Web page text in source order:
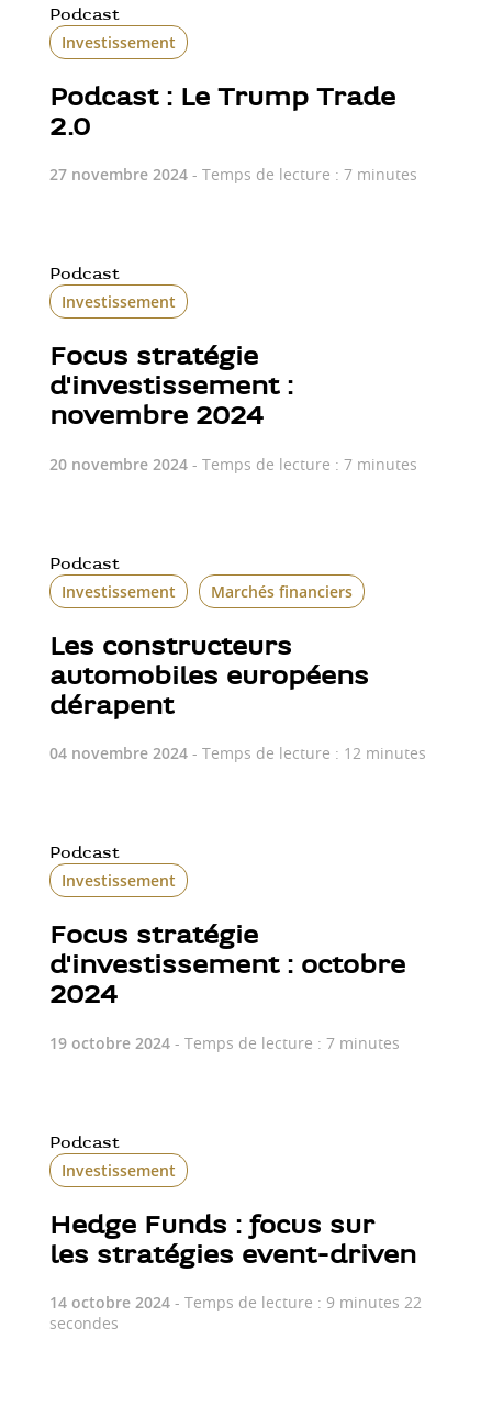
Podcast
Investissement
Podcast : Le Trump Trade
2.0
27 novembre 2024- Temps de lecture : 7 minutes
Podcast
Investissement
Focus stratégie
d'investissement :
novembre 2024
20 novembre 2024- Temps de lecture : 7 minutes
Podcast
Investissement Marchés financiers
Les constructeurs
automobiles européens
dérapent
04 novembre 2024- Temps de lecture : 12 minutes
Podcast
Investissement
Focus stratégie
d'investissement : octobre
2024
19 octobre 2024- Temps de lecture : 7 minutes
Podcast
Investissement
Hedge Funds : focus sur
les stratégies event-driven
14 octobre 2024- Temps de lecture : 9 minutes 22
secondes